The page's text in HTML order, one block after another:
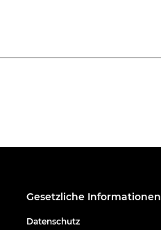
Gesetzliche Informationen
Datenschutz